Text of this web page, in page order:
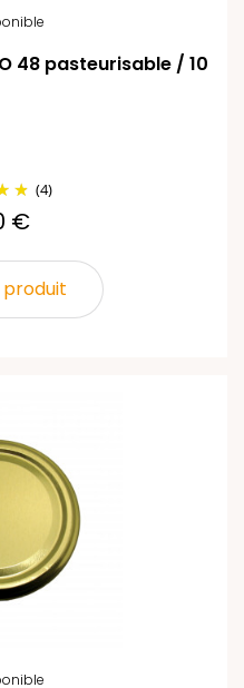
48 pasteurisable / 10
(4)
€
produit